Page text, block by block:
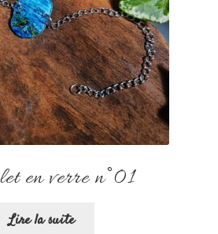
en verre n°01
Lire la suite